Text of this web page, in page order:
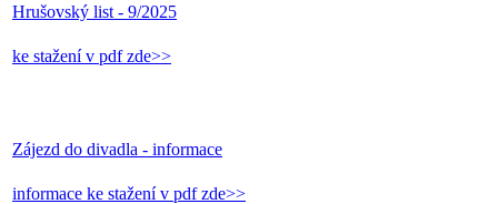
Hrušovský list - 9/2025
ke stažení v pdf zde>>
Zájezd do divadla - informace
informace ke stažení v pdf zde>>